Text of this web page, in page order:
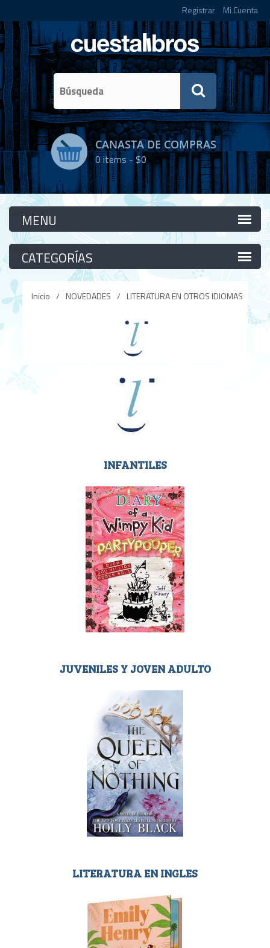
Registrar Mi Cuenta
CANASTA DE COMPRAS
0items -$0
Categorías
Categorías
Inicio / NOVEDADES / LITERATURA EN OTROS IDIOMAS
INFANTILES
JUVENILES Y JOVEN ADULTO
LITERATURA EN INGLES